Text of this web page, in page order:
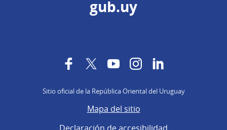
gub.uy
FacebookTwitterYouTubeInstagram
Sitio oficial de la República Oriental del Uruguay
Mapa del sitio
Declaración de accesibilidad